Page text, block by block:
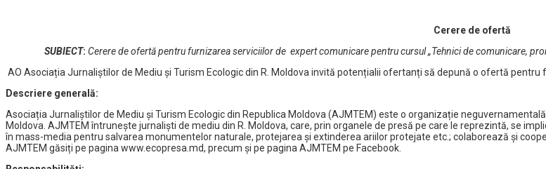
Cerere de ofertă
SUBIECT: Cerere de ofertă pentru furnizarea serviciilor de expert comunicarepentru cursul „Tehnici de comunicare,
AO Asociația Jurnaliștilor de Mediu și Turism Ecologic din R. Moldova invită potențialii ofertanți să depună o ofertă
Descriere generală:
Asociația Jurnaliștilor de Mediu și Turism Ecologic din Republica Moldova (AJMTEM) este o organizație
Moldova. AJMTEM întruneşte jurnalişti de mediu din R. Moldova, care, prin organele de presă pe care le reprezintă, se
în mass-media pentru salvarea monumentelor naturale, protejarea şi extinderea ariilor protejate etc.; colaborează şi
AJMTEM găsiți pe pagina www.ecopresa.md, precum și pe pagina AJMTEM pe Facebook.